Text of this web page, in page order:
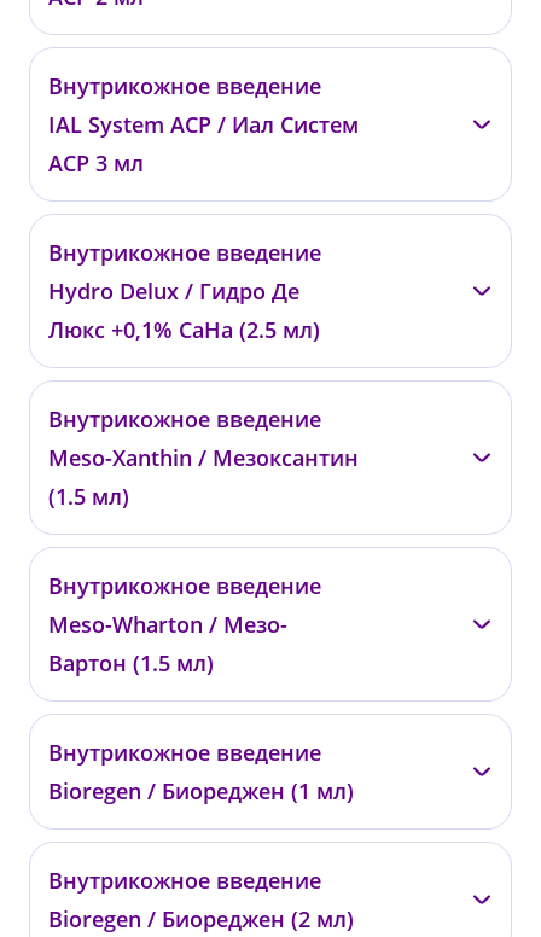
0824
от 32 000 ₽
Внутрикожное введение
IAL System ACP / Иал Систем
АСР 3 мл
0825
от 45 000 ₽
Внутрикожное введение
Hydro Delux / Гидро Де
Люкс +0,1% CaHa (2.5 мл)
01813
от 26 000 ₽
Внутрикожное введение
Meso-Xanthin / Мезоксантин
(1.5 мл)
00950
от 22 000 ₽
Внутрикожное введение
Meso-Wharton / Мезо-
Вартон (1.5 мл)
01800
от 22 000 ₽
Внутрикожное введение
Bioregen / Биореджен (1 мл)
0401
от 14 000 ₽
Внутрикожное введение
Bioregen / Биореджен (2 мл)